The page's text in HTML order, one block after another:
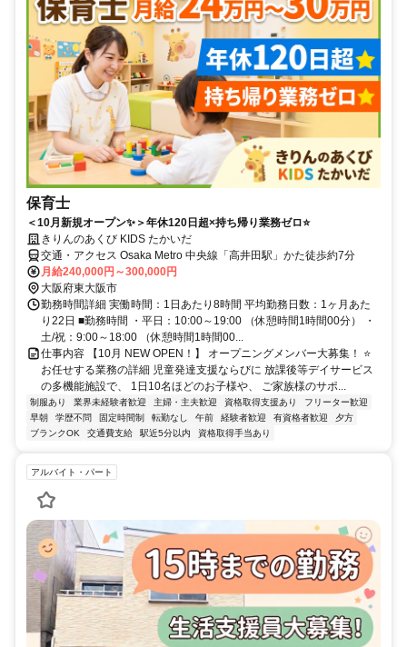
保育士
＜10月新規オープン✨＞年休120日超×持ち帰り業務ゼロ⭐
きりんのあくび KIDS たかいだ
交通・アクセス Osaka Metro 中央線「高井田駅」かた徒歩約7分
月給240,000円～300,000円
大阪府東大阪市
勤務時間詳細 実働時間：1日あたり8時間 平均勤務日数：1ヶ月あた
り22日 ■勤務時間 ・平日：10:00～19:00 （休憩時間1時間00分） ・
土/祝：9:00～18:00 （休憩時間1時間00...
仕事内容 【10月 NEW OPEN！】 オープニングメンバー大募集！ ⭐
お任せする業務の詳細 児童発達支援ならびに 放課後等デイサービス
の多機能施設で、 1日10名ほどのお子様や、 ご家族様のサポ...
制服あり 業界未経験者歓迎 主婦・主夫歓迎 資格取得支援あり
フリーター歓迎
早朝
学歴不問 固定時間制 転勤なし 午前 経験者歓迎 有資格者歓迎
夕方
ブランクOK
交通費支給 駅近5分以内 資格取得手当あり
アルバイト・パート